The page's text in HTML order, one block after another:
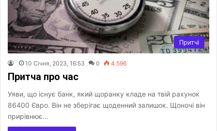
Притчі
10 Січня, 2023, 16:53 0 4 596
Притча про час
Уяви, що існує банк, який щоранку кладе на твій рахунок
86400 Євро. Він не зберігає щоденний залишок. Щоночі він
прирівнює…